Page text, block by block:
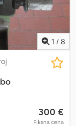
1 / 8
300 €
Fiksna cena